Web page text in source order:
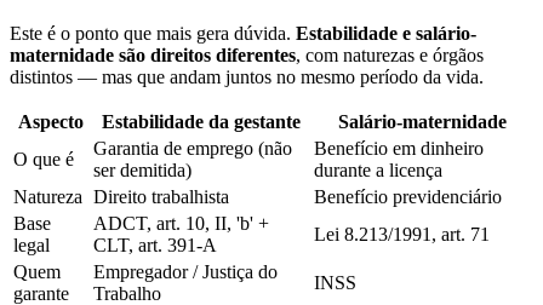
Este é o ponto que mais gera dúvida. Estabilidade e salário-
maternidade são direitos diferentes, com naturezas e órgãos
distintos — mas que andam juntos no mesmo período da vida.
Aspecto Estabilidade da gestante
Salário-maternidade
O que é
Garantia de emprego (não
ser demitida)
Benefício em dinheiro
durante a licença
Natureza Direito trabalhista
Benefício previdenciário
Base
legal
ADCT, art. 10, II, 'b' +
CLT, art. 391-A
Lei 8.213/1991, art. 71
Quem
garante
Empregador / Justiça do
Trabalho
INSS